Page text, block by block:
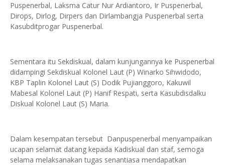
Puspenerbal, Laksma Catur Nur Ardiantoro, Ir Puspenerbal,
Dirops, Dirlog, Dirpers dan Dirlambangja Puspenerbal serta
Kasubditprogar Puspenerbal.
Sementara itu Sekdiskual, dalam kunjungannya ke Puspenerbal
didampingi Sekdiskual Kolonel Laut (P) Winarko Sihwidodo,
KBP Taplin Kolonel Laut (S) Dodik Pujianggoro, Kakuwil
Mabesal Kolonel Laut (P) Hanif Respati, serta Kasubdisdalku
Diskual Kolonel Laut (S) Maria.
Dalam kesempatan tersebut Danpuspenerbal menyampaikan
ucapan selamat datang kepada Kadiskual dan staf, semoga
selama melaksanakan tugas senantiasa mendapatkan